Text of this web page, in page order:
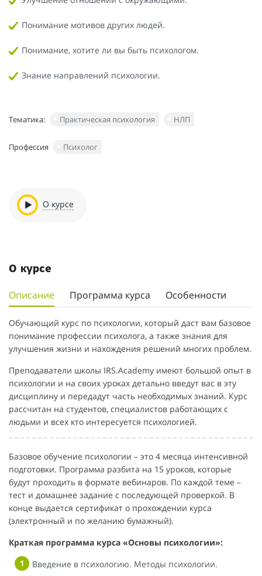
Понимание мотивов других людей.
Понимание, хотите ли вы быть психологом.
Знание направлений психологии.
Тематика: Практическая психология НЛП
Профессия Психолог
О курсе
О курсе
Описание Программа курса Особенности
Обучающий курс по психологии, который даст вам базовое
понимание профессии психолога, а также знания для
улучшения жизни и нахождения решений многих проблем.
Преподаватели школы IRS.Academy имеют большой опыт в
психологии и на своих уроках детально введут вас в эту
дисциплину и передадут часть необходимых знаний. Курс
рассчитан на студентов, специалистов работающих с
людьми и всех кто интересуется психологией.
Базовое обучение психологии – это 4 месяца интенсивной
подготовки. Программа разбита на 15 уроков, которые
будут проходить в формате вебинаров. По каждой теме –
тест и домашнее задание с последующей проверкой. В
конце выдается сертификат о прохождении курса
(электронный и по желанию бумажный).
Краткая программа курса «Основы психологии»:
Введение в психологию. Методы психологии.